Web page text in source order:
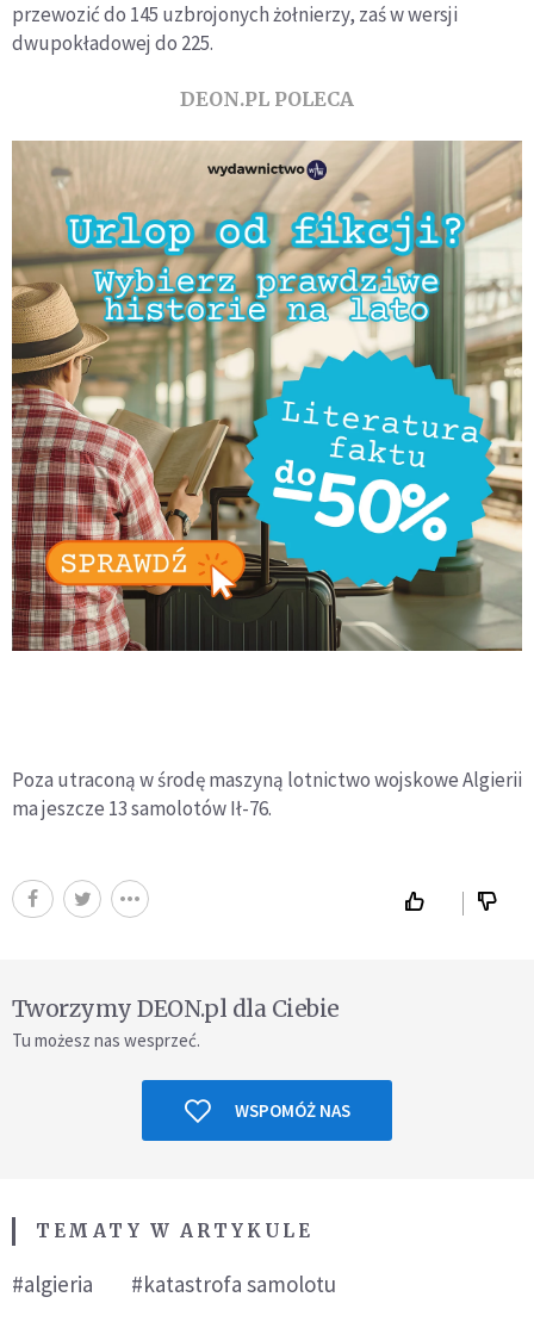
przewozić do 145 uzbrojonych żołnierzy, zaś w wersji
dwupokładowej do 225.
DEON.PL POLECA
Poza utraconą w środę maszyną lotnictwo wojskowe Algierii
ma jeszcze 13 samolotów Ił-76.
Tworzymy DEON.pl dla Ciebie
Tu możesz nas wesprzeć.
WSPOMÓŻ NAS
TEMATY W ARTYKULE
#algieria #katastrofa samolotu